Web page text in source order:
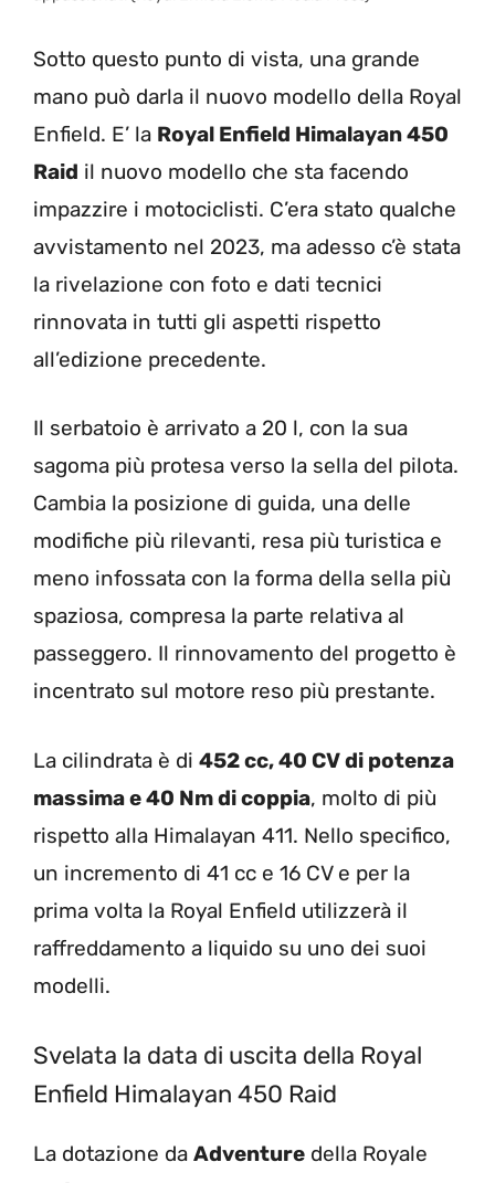
Sotto questo punto di vista, una grande
mano può darla il nuovo modello della Royal
Enfield. E’ la Royal Enfield Himalayan 450
Raid il nuovo modello che sta facendo
impazzire i motociclisti. C’era stato qualche
avvistamento nel 2023, ma adesso c’è stata
la rivelazione con foto e dati tecnici
rinnovata in tutti gli aspetti rispetto
all’edizione precedente.
Il serbatoio è arrivato a 20 l, con la sua
sagoma più protesa verso la sella del pilota.
Cambia la posizione di guida, una delle
modifiche più rilevanti, resa più turistica e
meno infossata con la forma della sella più
spaziosa, compresa la parte relativa al
passeggero. Il rinnovamento del progetto è
incentrato sul motore reso più prestante.
La cilindrata è di 452 cc, 40 CV di potenza
massima e 40 Nm di coppia, molto di più
rispetto alla Himalayan 411. Nello specifico,
un incremento di 41 cc e 16 CV e per la
prima volta la Royal Enfield utilizzerà il
raffreddamento a liquido su uno dei suoi
modelli.
Svelata la data di uscita della Royal
Enfield Himalayan 450 Raid
La dotazione da Adventure della Royale